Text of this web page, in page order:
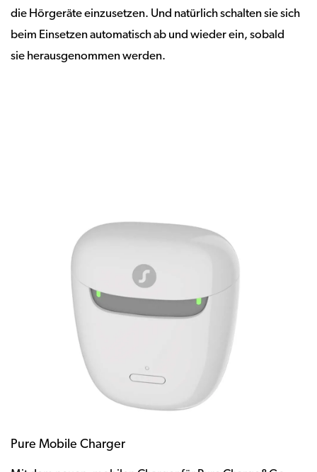
die Hörgeräte einzusetzen. Und natürlich schalten sie sich
beim Einsetzen automatisch ab und wieder ein, sobald
sie herausgenommen werden.
Pure Mobile Charger